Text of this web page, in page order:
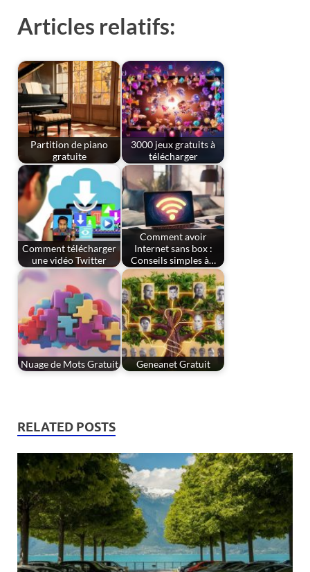
Articles relatifs:
Partition de piano
gratuite
3000 jeux gratuits à
télécharger
Comment télécharger
une vidéo Twitter
Comment avoir
Internet sans box :
Conseils simples à…
Nuage de Mots Gratuit Geneanet Gratuit
RELATED POSTS